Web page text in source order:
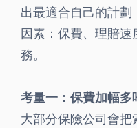
出最適合自己的計
因素：保費、理賠
務。
考量一：保費加幅多
大部分保險公司會